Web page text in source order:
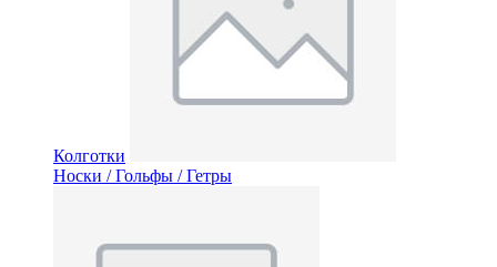
Колготки
Носки / Гольфы / Гетры